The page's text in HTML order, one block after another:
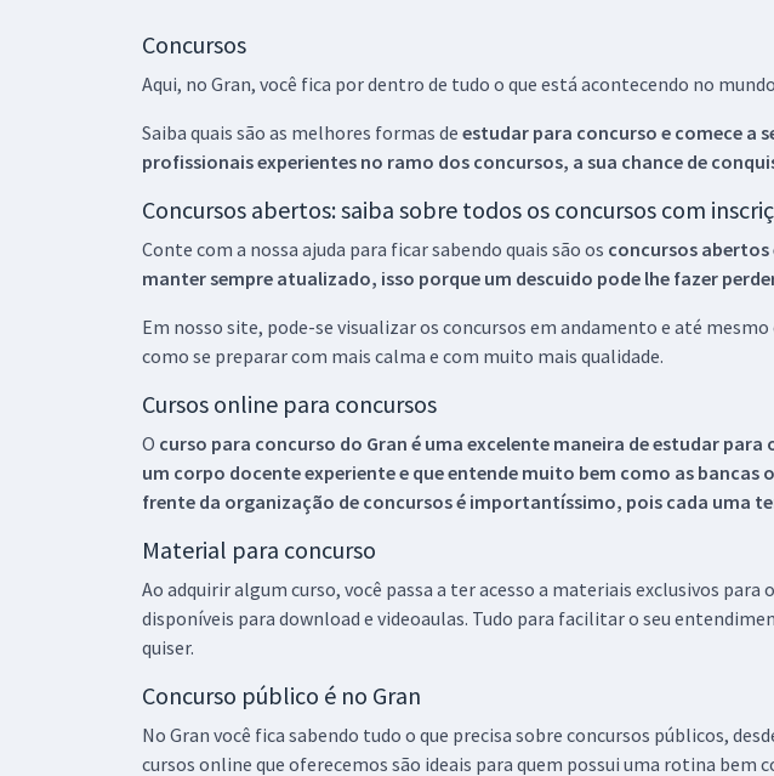
Concursos
Aqui, no Gran, você fica por dentro de tudo o que está acontecendo no
Saiba quais são as melhores formas de estudar para concurso e comece a
profissionais experientes no ramo dos concursos, a sua chance de
Concursos abertos: saiba sobre todos os concursos com
Conte com a nossa ajuda para ficar sabendo quais são os concursos
manter sempre atualizado, isso porque um descuido pode lhe fazer
Em nosso site, pode-se visualizar os concursos em andamento e até
como se preparar com mais calma e com muito mais qualidade.
Cursos online para concursos
O curso para concurso do Gran é uma excelente maneira de estudar
um corpo docente experiente e que entende muito bem como as
frente da organização de concursos é importantíssimo, pois cada uma
Material para concurso
Ao adquirir algum curso, você passa a ter acesso a materiais exclusivos
disponíveis para download e videoaulas. Tudo para facilitar o seu
quiser.
Concurso público é no Gran
No Gran você fica sabendo tudo o que precisa sobre concursos públicos,
cursos online que oferecemos são ideais para quem possui uma rotina bem